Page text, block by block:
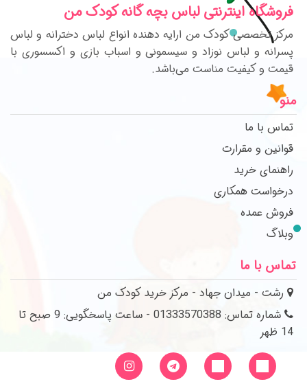
فروشگاه اینترنتی لباس بچه گانه کودک من
مرکز تخصصی کودک من ارایه دهنده انواع لباس دخترانه و لباس
پسرانه و لباس نوزاد و سیسمونی و اسباب بازی و اکسسوری با
قیمت و کیفیت مناست می‌باشد.
منو
تماس با ما
قوانین و مقرارت
راهنمای خرید
درخواست همکاری
فروش عمده
وبلاگ
تماس با ما
رشت - میدان جهاد - مرکز خرید کودک من
شماره تماس: 01333570388 - ساعت پاسخگویی: 9 صبح تا
14 ظهر